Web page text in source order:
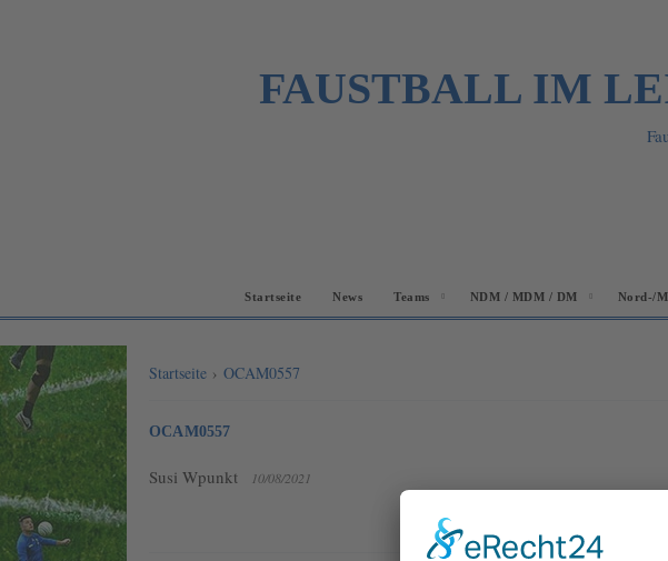
FAUSTBALL IM
Startseite News Teams NDM / MDM / DM Nord-/
Startseite › OCAM0557
OCAM0557
Susi Wpunkt 10/08/2021